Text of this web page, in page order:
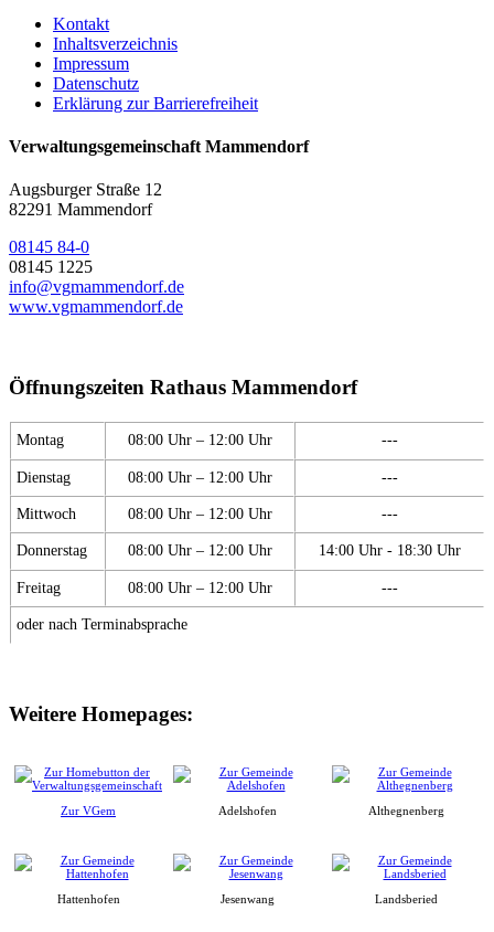
Kontakt
Inhaltsverzeichnis
Impressum
Datenschutz
Erklärung zur Barrierefreiheit
Verwaltungsgemeinschaft Mammendorf
Augsburger Straße 12
82291 Mammendorf
08145 84-0
08145 1225
info@vgmammendorf.de
www.vgmammendorf.de
Öffnungszeiten Rathaus Mammendorf
Montag 08:00 Uhr – 12:00 Uhr ---
Dienstag 08:00 Uhr – 12:00 Uhr ---
Mittwoch 08:00 Uhr – 12:00 Uhr ---
Donnerstag 08:00 Uhr – 12:00 Uhr 14:00 Uhr - 18:30 Uhr
Freitag 08:00 Uhr – 12:00 Uhr ---
oder nach Terminabsprache
Weitere Homepages:
Zur VGem Adelshofen Althegnenberg
Hattenhofen Jesenwang Landsberied